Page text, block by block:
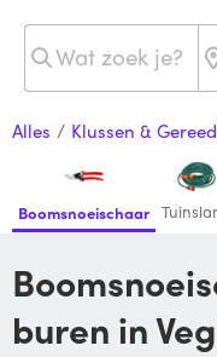
Alles / Klussen &
Boomsnoeischaar
Boomsnoeischaar huren van je
buren in